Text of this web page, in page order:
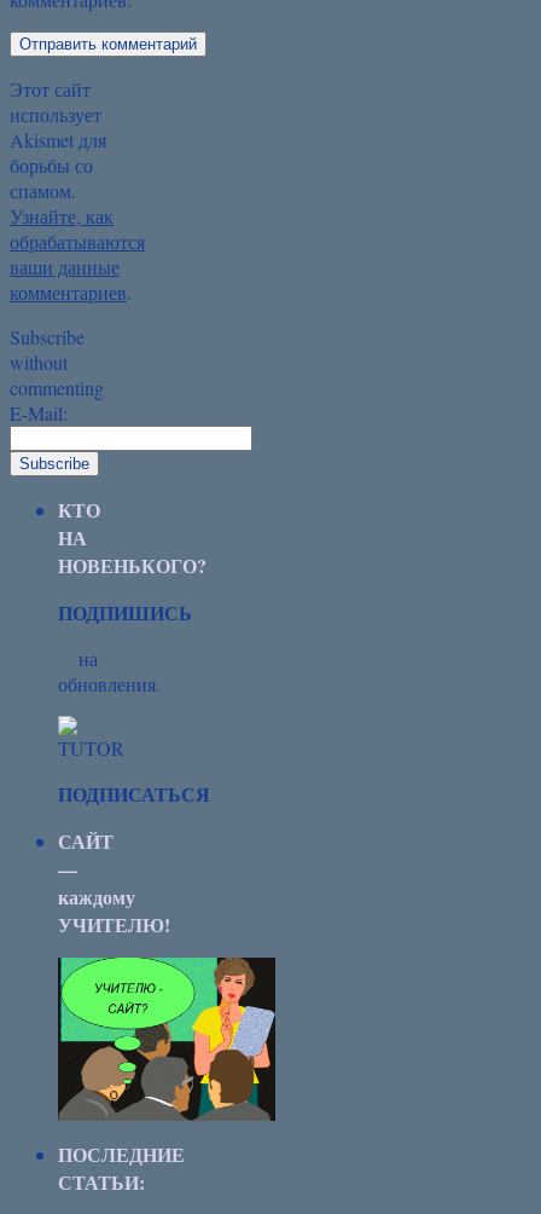
Этот сайт
использует
Akismet для
борьбы со
спамом.
Узнайте, как
обрабатываются
ваши данные
комментариев.
Subscribe
without
commenting
E-Mail:
КТО
НА
НОВЕНЬКОГО?
ПОДПИШИСЬ
на
обновления.
ПОДПИСАТЬСЯ
САЙТ
—
каждому
УЧИТЕЛЮ!
ПОСЛЕДНИЕ
СТАТЬИ: